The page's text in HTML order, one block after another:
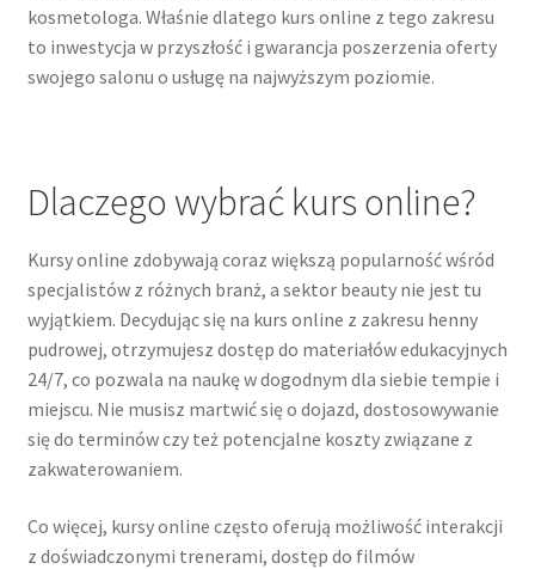
kosmetologa. Właśnie dlatego kurs online z tego zakresu
to inwestycja w przyszłość i gwarancja poszerzenia oferty
swojego salonu o usługę na najwyższym poziomie.
Dlaczego wybrać kurs online?
Kursy online zdobywają coraz większą popularność wśród
specjalistów z różnych branż, a sektor beauty nie jest tu
wyjątkiem. Decydując się na kurs online z zakresu henny
pudrowej, otrzymujesz dostęp do materiałów edukacyjnych
24/7, co pozwala na naukę w dogodnym dla siebie tempie i
miejscu. Nie musisz martwić się o dojazd, dostosowywanie
się do terminów czy też potencjalne koszty związane z
zakwaterowaniem.
Co więcej, kursy online często oferują możliwość interakcji
z doświadczonymi trenerami, dostęp do filmów